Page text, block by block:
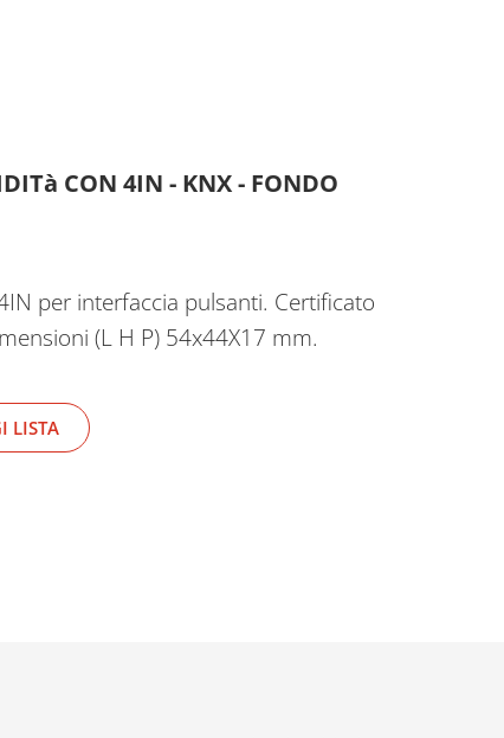
CON 4IN - KNX - FONDO
per interfaccia pulsanti. Certificato
(L H P) 54x44X17 mm.
LISTA